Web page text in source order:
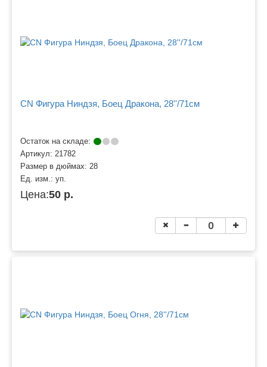
CN Фигура Ниндзя, Боец Дракона, 28''/71см
Остаток на складе:
Артикул: 21782
Размер в дюймах: 28
Ед. изм.: уп.
Цена:50 р.